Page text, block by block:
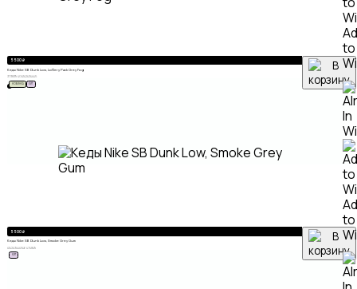
5 500₽
Кеды Nike SB Dunk Low, Lottery Pack Grey Fog
373839 404142434445
to
5 500₽
Кеды Nike SB Dunk Low, Smoke Grey Gum
41424344 4546 474849
НОВИНКА ХИТ
to
ХИТ